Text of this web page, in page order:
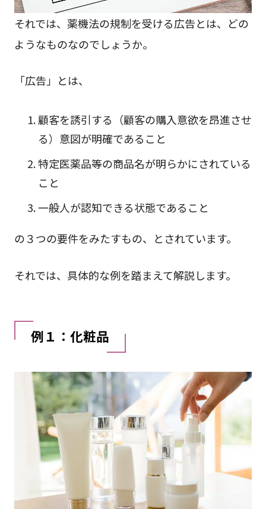
それでは、薬機法の規制を受ける広告とは、どの
ようなものなのでしょうか。
「広告」とは、
顧客を誘引する（顧客の購入意欲を昂進させ
る）意図が明確であること
特定医薬品等の商品名が明らかにされている
こと
一般人が認知できる状態であること
の３つの要件をみたすもの、とされています。
それでは、具体的な例を踏まえて解説します。
例１：化粧品